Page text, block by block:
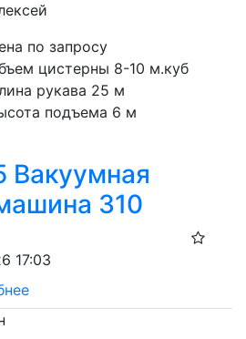
по запросу
цистерны 8-10 м.куб
рукава 25 м
подъема 6 м
Вакуумная
310
17:03